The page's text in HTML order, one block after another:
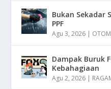
Bukan Sekadar
PPF
Agu 3, 2026 |
Dampak Buruk
Kebahagiaan
Agu 2, 2026 |